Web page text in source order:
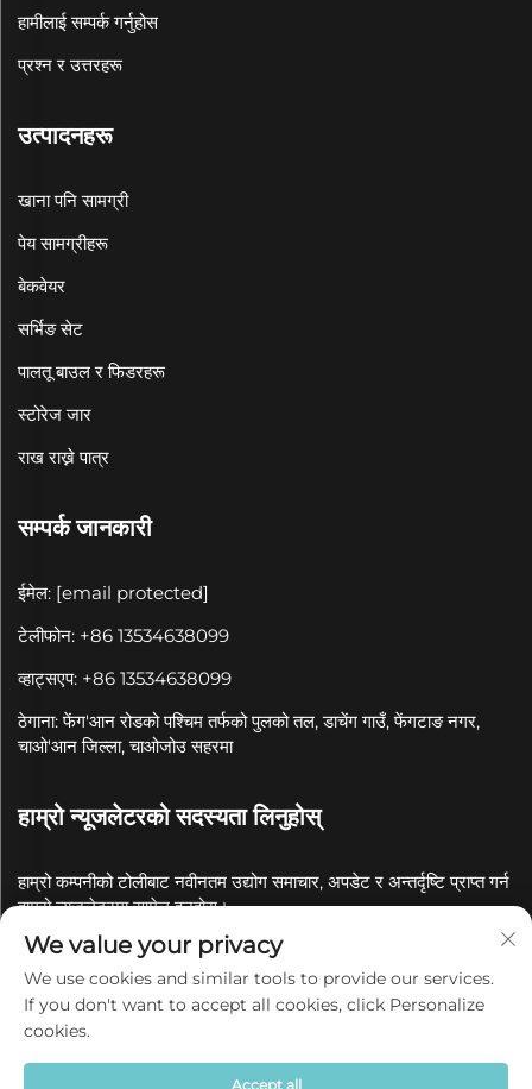
हामीलाई सम्पर्क गर्नुहोस
प्रश्न र उत्तरहरू
उत्पादनहरू
खाना पनि सामग्री
पेय सामग्रीहरू
बेकवेयर
सर्भिङ सेट
पालतू बाउल र फिडरहरू
स्टोरेज जार
राख राख्ने पात्र
सम्पर्क जानकारी
ईमेल: [email protected]
टेलीफोन: +86 13534638099
व्हाट्सएप: +86 13534638099
ठेगाना: फेंग'आन रोडको पश्चिम तर्फको पुलको तल, डाचेंग गाउँ, फेंगटाङ नगर,
चाओ'आन जिल्ला, चाओजोउ सहरमा
हाम्रो न्यूजलेटरको सदस्यता लिनुहोस्
हाम्रो कम्पनीको टोलीबाट नवीनतम उद्योग समाचार, अपडेट र अन्तर्दृष्टि प्राप्त गर्न
हाम्रो न्यूजलेटरमा सामेल हुनुहोस्।
सदस्यता लिनुहोस्
कॉपीराइट © 2025 चाओजोउ क्वानयुए सिरामिक कं, लिमिटेडको नाममा
गोपनीयता नीति
We value your privacy
We use cookies and similar tools to provide our services.
If you don't want to accept all cookies, click Personalize
cookies.
Accept all